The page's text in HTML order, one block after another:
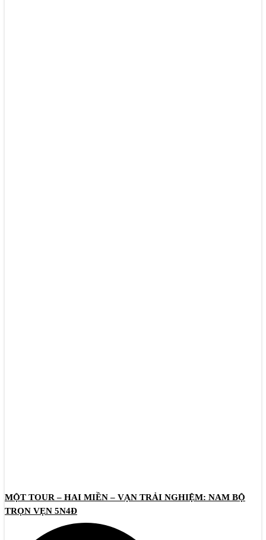
MỘT TOUR – HAI MIỀN – VẠN TRẢI NGHIỆM: NAM BỘ
TRỌN VẸN 5N4Đ